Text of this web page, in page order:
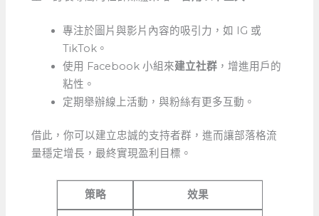
專注於圖片與影片內容的吸引力，如 IG ⁢或
TikTok。
使用 ⁣Facebook ⁤小組來建立社群 ，增進用戶的
粘性。
定期舉辦線上活動，與粉絲有更多互動。
借此，你可以建立忠誠的支持者群，進而讓部落格流
量穩定增長，最終實現盈利目標。
策略 效果